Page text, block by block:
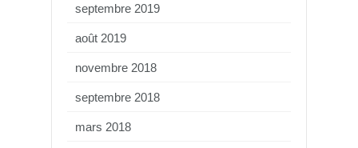
septembre 2019
août 2019
novembre 2018
septembre 2018
mars 2018